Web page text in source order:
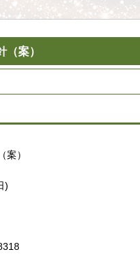
案）
）
)
8318